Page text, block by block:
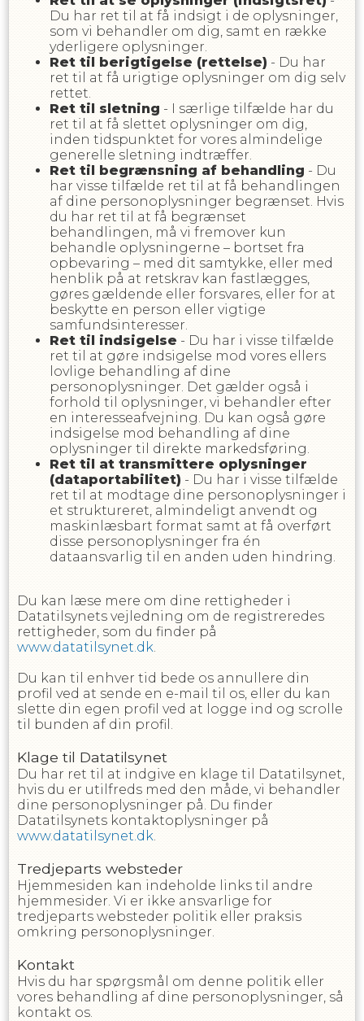
Du har ret til at få indsigt i de oplysninger,
som vi behandler om dig, samt en række
yderligere oplysninger.
Ret til berigtigelse (rettelse) - Du har
ret til at få urigtige oplysninger om dig selv
rettet.
Ret til sletning - I særlige tilfælde har du
ret til at få slettet oplysninger om dig,
inden tidspunktet for vores almindelige
generelle sletning indtræffer.
Ret til begrænsning af behandling - Du
har visse tilfælde ret til at få behandlingen
af dine personoplysninger begrænset. Hvis
du har ret til at få begrænset
behandlingen, må vi fremover kun
behandle oplysningerne – bortset fra
opbevaring – med dit samtykke, eller med
henblik på at retskrav kan fastlægges,
gøres gældende eller forsvares, eller for at
beskytte en person eller vigtige
samfundsinteresser.
Ret til indsigelse - Du har i visse tilfælde
ret til at gøre indsigelse mod vores ellers
lovlige behandling af dine
personoplysninger. Det gælder også i
forhold til oplysninger, vi behandler efter
en interesseafvejning. Du kan også gøre
indsigelse mod behandling af dine
oplysninger til direkte markedsføring.
Ret til at transmittere oplysninger
(dataportabilitet) - Du har i visse tilfælde
ret til at modtage dine personoplysninger i
et struktureret, almindeligt anvendt og
maskinlæsbart format samt at få overført
disse personoplysninger fra én
dataansvarlig til en anden uden hindring.
Du kan læse mere om dine rettigheder i
Datatilsynets vejledning om de registreredes
rettigheder, som du finder på
www.datatilsynet.dk.
Du kan til enhver tid bede os annullere din
profil ved at sende en e-mail til os, eller du kan
slette din egen profil ved at logge ind og scrolle
til bunden af din profil.
Klage til Datatilsynet
Du har ret til at indgive en klage til Datatilsynet,
hvis du er utilfreds med den måde, vi behandler
dine personoplysninger på. Du finder
Datatilsynets kontaktoplysninger på
www.datatilsynet.dk.
Tredjeparts websteder
Hjemmesiden kan indeholde links til andre
hjemmesider. Vi er ikke ansvarlige for
tredjeparts websteder politik eller praksis
omkring personoplysninger.
Kontakt
Hvis du har spørgsmål om denne politik eller
vores behandling af dine personoplysninger, så
kontakt os.